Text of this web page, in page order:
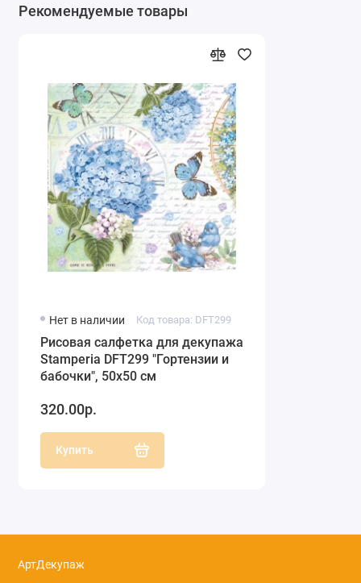
Рекомендуемые товары
Нет в наличии Код товара: DFT299
Рисовая салфетка для декупажа
Stamperia DFT299 "Гортензии и
бабочки", 50х50 см
320.00р.
Купить
АртДекупаж